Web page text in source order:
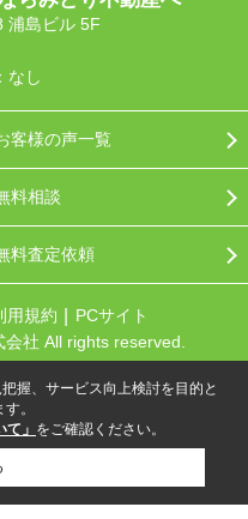
浦島ビル 5F
なし
客様の声一覧
料相談
料査定依頼
用規約
PCサイト
社 All rights reserved.
握、サービス向上検討を目的と
。
」 をご確認ください。